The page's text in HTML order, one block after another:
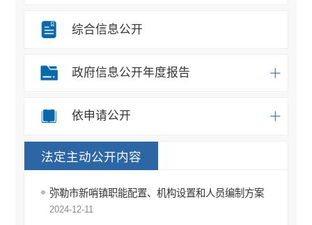
重大决策事项
办事统计
应急预案
行政许可
综合信息公开
政府信息公开年度报告
依申请公开
法定主动公开内容
弥勒市新哨镇职能配置、机构设置和人员编制方案
2024-12-11